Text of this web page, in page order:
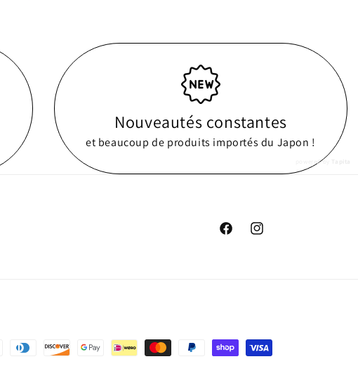
Nouveautés constantes
et beaucoup de produits importés du Japon !
powered by
FacebookInstagram